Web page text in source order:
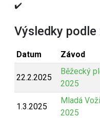
✔️
Výsledky podle
Datum Závod
22.2.2025
Běžecký
2025
1.3.2025
Mladá
2025